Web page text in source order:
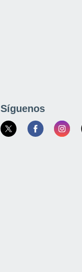
Síguenos